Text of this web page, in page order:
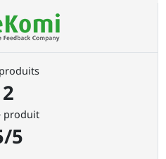
2
produit
5